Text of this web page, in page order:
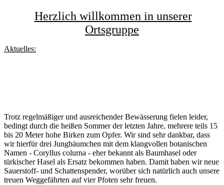
Herzlich willkommen in unserer
Ortsgruppe
Aktuelles:
Trotz regelmäßiger und ausreichender Bewässerung fielen leider,
bedingt durch die heißen Sommer der letzten Jahre, mehrere teils 15
bis 20 Meter hohe Birken zum Opfer. Wir sind sehr dankbar, dass
wir hierfür drei Jungbäumchen mit dem klangvollen botanischen
Namen - Coryllus colurna - eher bekannt als Baumhasel oder
türkischer Hasel als Ersatz bekommen haben. Damit haben wir neue
Sauerstoff- und Schattenspender, worüber sich natürlich auch unsere
treuen Weggefährten auf vier Pfoten sehr freuen.